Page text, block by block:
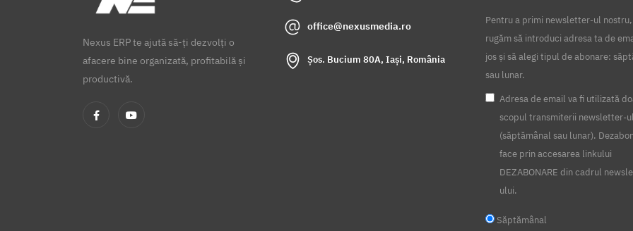
Nexus ERP te ajută să-ți dezvolți o
afacere bine organizată, profitabilă și
productivă.
office@nexusmedia.ro
Șos. Bucium 80A, Iași, România
Pentru a primi newsletter-ul
rugăm să introduci adresa ta de
jos și să alegi tipul de abonare:
sau lunar.
Adresa de email va fi utilizată
scopul transmiterii newsletter-
(săptămânal sau lunar).
face prin accesarea linkului
DEZABONARE din cadrul
ului.
Săptămânal